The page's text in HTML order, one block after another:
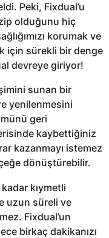
Peki, Fixdual’u
olduğunu hiç
korumak ve
için sürekli bir denge
devreye giriyor!
sunan bir
yenilenmesini
geri
kaybettiğiniz
kazanmayı istemez
dönüştürebilir.
kıymetli
uzun süreli ve
Fixdual’un
birkaç dakikanızı